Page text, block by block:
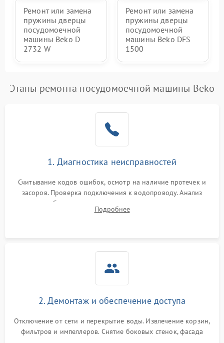
Ремонт или замена
пружины дверцы
посудомоечной
машины Beko D
2732 W
Ремонт или замена
пружины дверцы
посудомоечной
машины Beko DFS
1500
Этапы ремонта посудомоечной машины Beko
1. Диагностика неисправностей
Считывание кодов ошибок, осмотр на наличие протечек и
засоров. Проверка подключения к водопроводу. Анализ
жалоб на отсутствие слива, нагрева, вращения
разбрызгивателей или срабатывание системы защиты
Подробнее
2. Демонтаж и обеспечение доступа
Отключение от сети и перекрытие воды. Извлечение корзин,
фильтров и импеллеров. Снятие боковых стенок, фасада